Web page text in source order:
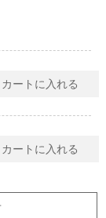
カートに入れる
カートに入れる